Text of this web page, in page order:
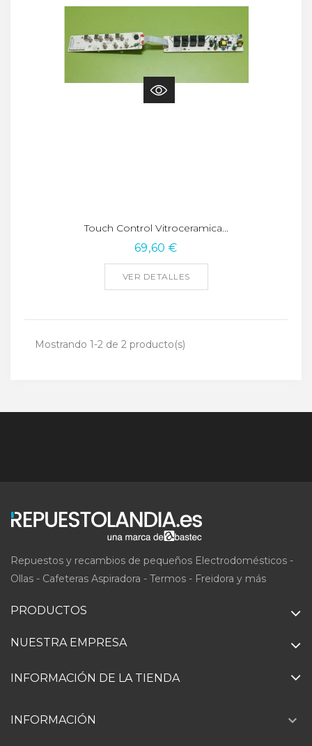
Touch Control Vitroceramica...
69,60 €
VER DETALLES
Mostrando 1-2 de 2 producto(s)
Repuestos y recambios de pequeños Electrodomésticos -
Ollas - Cafeteras Aspiradora - Termos - Freidora y más
PRODUCTOS
NUESTRA EMPRESA
INFORMACIÓN DE LA TIENDA
INFORMACIÓN 